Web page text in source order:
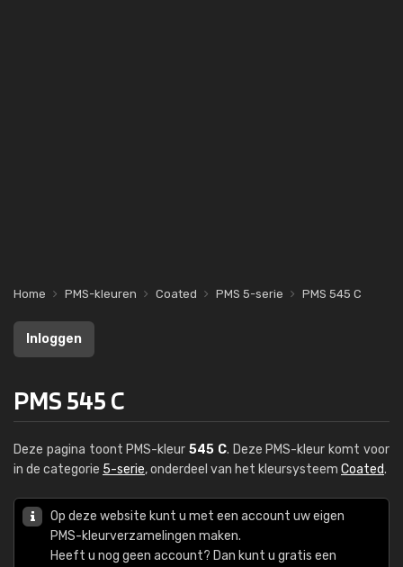
Home PMS-kleuren Coated PMS 5-serie PMS 545 C
Inloggen
PMS 545 C
Deze pagina toont PMS-kleur545 C. Deze PMS-kleur komt voor
in de categorie 5-serie, onderdeel van het kleursysteem Coated.
Op deze website kunt u met een account uw eigen
PMS-kleurverzamelingen maken.
Heeft u nog geen account? Dan kunt u gratis een